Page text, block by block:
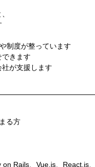
制度が整っています
きます
が支援します
る方
Rails、Vue.js、React.js、